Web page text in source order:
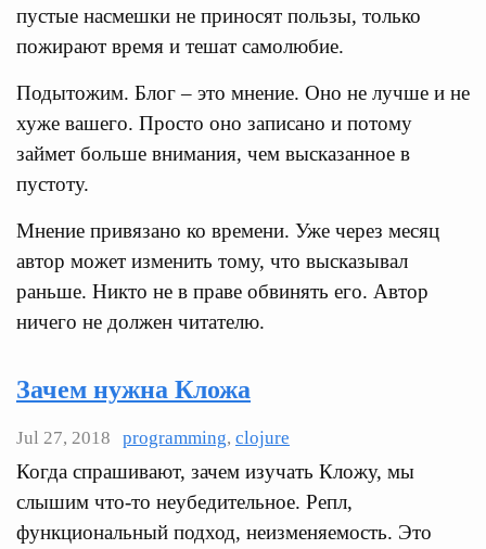
пустые насмешки не приносят пользы, только
пожирают время и тешат самолюбие.
Подытожим. Блог – это мнение. Оно не лучше и не
хуже вашего. Просто оно записано и потому
займет больше внимания, чем высказанное в
пустоту.
Мнение привязано ко времени. Уже через месяц
автор может изменить тому, что высказывал
раньше. Никто не в праве обвинять его. Автор
ничего не должен читателю.
Зачем нужна Кложа
Jul 27, 2018 programming, clojure
Когда спрашивают, зачем изучать Кложу, мы
слышим что-то неубедительное. Репл,
функциональный подход, неизменяемость. Это